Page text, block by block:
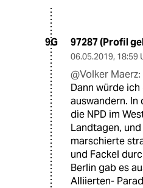
9G 97287 (Profil
06.05.2019, 18:59
@Volker Maerz:
Dann würde
auswandern. In
die NPD im
Landtagen,
marschierte
und Fackel
Berlin gab es
Alliierten-